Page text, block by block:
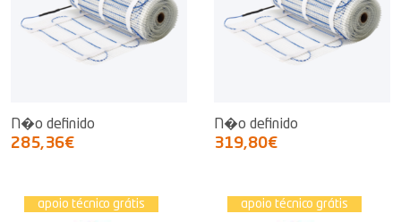
N�o definido
285,36€
N�o definido
319,80€
apoio técnico grátis apoio técnico grátis